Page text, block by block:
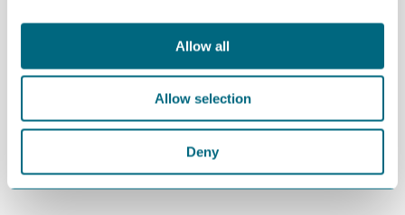
Allow all
Allow selection
Deny
Bindende påmelding.